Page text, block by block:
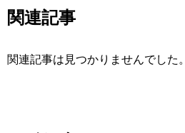
関連記事
関連記事は見つかりませんでした。